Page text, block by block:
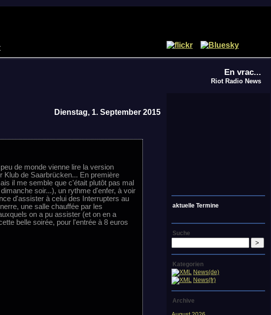
En vrac...
Riot Radio News
Dienstag, 1. September 2015
de monde vienne lire la version
Klub de Saarbrücken... En première
il me semble que c'était plutôt pas mal
soir...), un rythme d'enfer, à voir
d'assister à celui des Interrupters au
une salle chauffée par les
on a pu assister (et on en a
belle soirée, pour l'entrée à 8 euros
aktuelle Termine
Suche
Kategorien
News(de)
News(fr)
Archive